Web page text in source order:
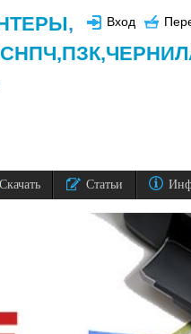
Вход
,
СНПЧ,ПЗК,
Скачать Статьи